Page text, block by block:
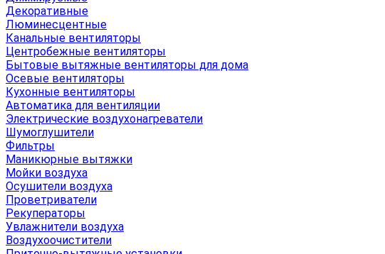
Декоративные
Люминесцентные
Канальные вентиляторы
Центробежные вентиляторы
Бытовые вытяжные вентиляторы для дома
Осевые вентиляторы
Кухонные вентиляторы
Автоматика для вентиляции
Электрические воздухонагреватели
Шумоглушители
Фильтры
Маникюрные вытяжки
Мойки воздуха
Осушители воздуха
Проветриватели
Рекуператоры
Увлажнители воздуха
Воздухоочистители